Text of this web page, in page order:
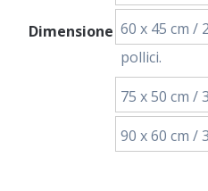
Dimensione 60 x 45 cm /
pollici.
75 x 50 cm /
90 x 60 cm /